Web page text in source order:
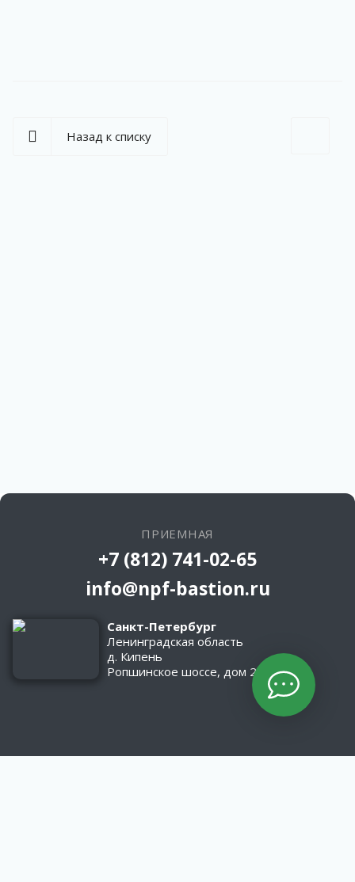
Назад к списку
ПРИЕМНАЯ
+7 (812) 741-02-65
info@npf-bastion.ru
Санкт-Петербург
Ленинградская область
д. Кипень
Ропшинское шоссе, дом 2/1